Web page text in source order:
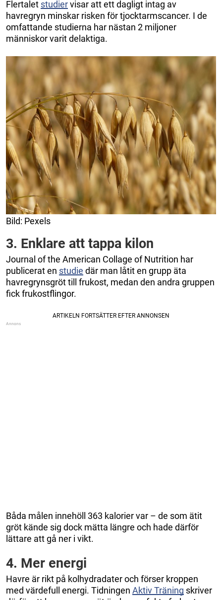
Flertalet studiervisar att ett dagligt intag av
havregryn minskar risken för tjocktarmscancer. I de
omfattande studierna har nästan 2 miljoner
människor varit delaktiga.
Bild: Pexels
3. Enklare att tappa kilon
Journal of the American Collage of Nutrition har
publicerat en studie där man låtit en grupp äta
havregrynsgröt till frukost, medan den andra gruppen
fick frukostflingor.
Båda målen innehöll 363 kalorier var – de som ätit
gröt kände sig dock mätta längre och hade därför
lättare att gå ner i vikt.
4. Mer energi
Havre är rikt på kolhydradater och förser kroppen
med värdefull energi. Tidningen Aktiv Träning skriver